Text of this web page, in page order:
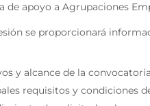
de apoyo a Agrupaciones
se proporcionará
y alcance de la
requisitos y condiciones